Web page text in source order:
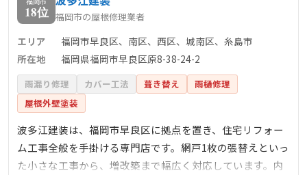
18位 福岡市の屋根修理業者
エリア
福岡市早良区、南区、西区、城南区、糸島市
所在地
福岡県福岡市早良区原8-38-24-2
雨漏り修理 カバー工法 葺き替え
雨樋修理
屋根外壁塗装
波多江建装は、福岡市早良区に拠点を置き、住宅リフォー
ム工事全般を手掛ける専門店です。網戸1枚の張替えといっ
た小さな工事から、増改築まで幅広く対応しています。内